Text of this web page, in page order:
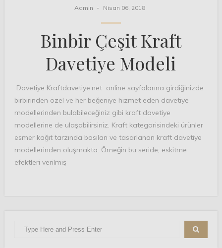
Admin
Nisan 06, 2018
Binbir Çeşit Kraft
Davetiye Modeli
Davetiye Kraftdavetiye.net online sayfalarına girdiğinizde
birbirinden özel ve her beğeniye hizmet eden davetiye
modellerinden bulabileceğiniz gibi kraft davetiye
modellerine de ulaşabilirsiniz. Kraft kategorisindeki ürünler
esmer kağıt tarzında basılan ve tasarlanan kraft davetiye
modellerinden oluşmakta. Örneğin bu seride; eskitme
efektleri verilmiş